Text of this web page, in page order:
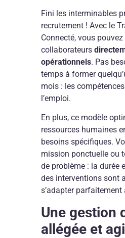
Fini les interminables
recrutement ! Avec le
Connecté, vous
collaborateurs
opérationnels. Pas
temps à former
mois : les
l’emploi.
En plus, ce modèle
ressources humaines
besoins spécifiques.
mission ponctuelle ou
de problème : la durée
des interventions sont
s’adapter
Une gestion
allégée et